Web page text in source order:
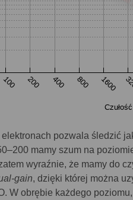
pozwala śledzić
mamy szum na
wyraźnie, że mamy do
gain, dzięki której można
W obrębie każdego